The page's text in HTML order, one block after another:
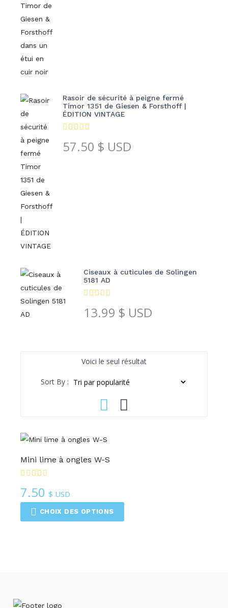
Rasoir de sécurité à peigne fermé
Timor 1351 de Giesen & Forsthoff |
ÉDITION VINTAGE
57.50 $ USD
Ciseaux à cuticules de Solingen
5181 AD
13.99 $ USD
Voici le seul résultat
Sort By :
Mini lime à ongles W-S
7.50$ USD
CHOIX DES OPTIONS